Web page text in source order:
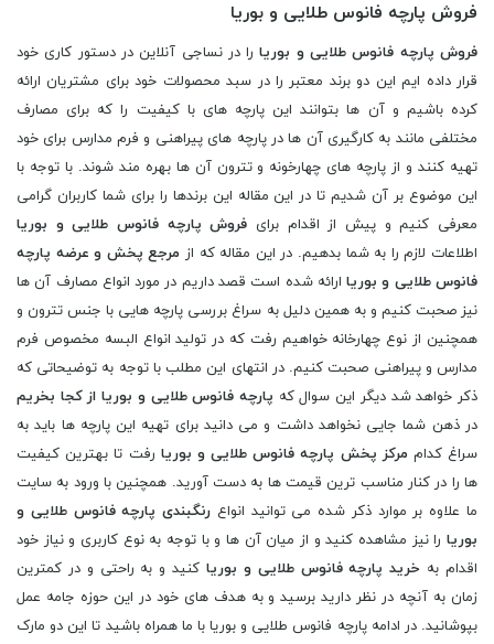
فروش پارچه فانوس طلایی و بوریا
فروش پارچه فانوس طلایی و بوریا را در نساجی آنلاین در دستور کاری خود
قرار داده ایم این دو برند معتبر را در سبد محصولات خود برای مشتریان ارائه
کرده باشیم و آن ها بتوانند این پارچه های با کیفیت را که برای مصارف
مختلفی مانند به کارگیری آن ها در پارچه های پیراهنی و فرم مدارس برای خود
تهیه کنند و از پارچه های چهارخونه و تترون آن ها بهره مند شوند. با توجه با
این موضوع بر آن شدیم تا در این مقاله این برندها را برای شما کاربران گرامی
معرفی کنیم و پیش از اقدام برای فروش پارچه فانوس طلایی و بوریا
اطلاعات لازم را به شما بدهیم. در این مقاله که از مرجع پخش و عرضه پارچه
فانوس طلایی و بوریاارائه شده است قصد داریم در مورد انواع مصارف آن ها
نیز صحبت کنیم و به همین دلیل به سراغ بررسی پارچه هایی با جنس تترون و
همچنین از نوع چهارخانه خواهیم رفت که در تولید انواع البسه مخصوص فرم
مدارس و پیراهنی صحبت کنیم. در انتهای این مطلب با توجه به توضیحاتی که
ذکر خواهد شد دیگر این سوال که پارچه فانوس طلایی و بوریا از کجا بخریم
در ذهن شما جایی نخواهد داشت و می دانید برای تهیه این پارچه ها باید به
سراغ کدام مرکز پخش پارچه فانوس طلایی و بوریا رفت تا بهترین کیفیت
ها را در کنار مناسب ترین قیمت ها به دست آورید. همچنین با ورود به سایت
ما علاوه بر موارد ذکر شده می توانید انواع رنگبندی پارچه فانوس طلایی و
بوریا را نیز مشاهده کنید و از میان آن ها و با توجه به نوع کاربری و نیاز خود
اقدام به خرید پارچه فانوس طلایی و بوریا کنید و به راحتی و در کمترین
زمان به آنچه در نظر دارید برسید و به هدف های خود در این حوزه جامه عمل
بپوشانید. در ادامه پارچه فانوس طلایی و بوریا با ما همراه باشید تا این دو مارک